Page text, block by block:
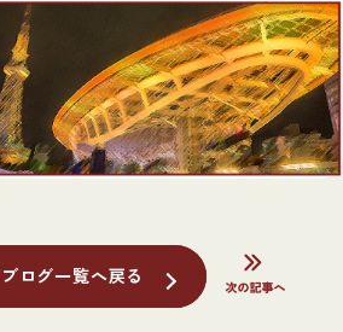
ブログ一覧へ戻る